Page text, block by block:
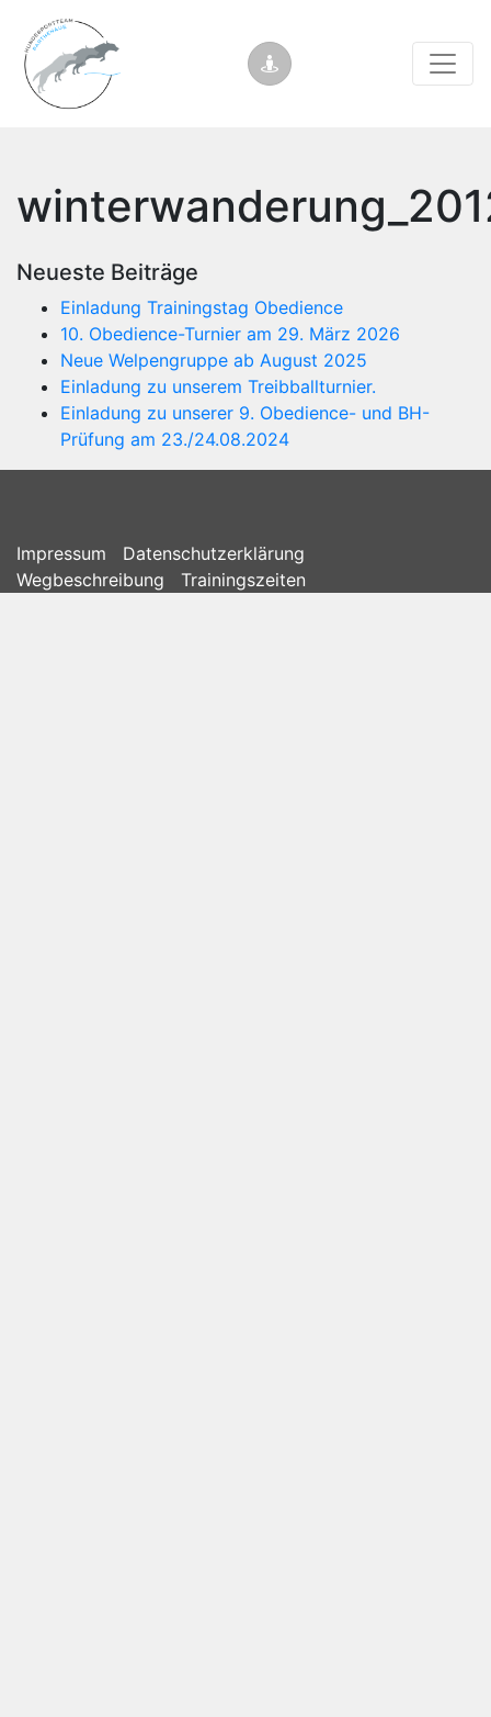
Neueste Beiträge
Einladung Trainingstag Obedience
10. Obedience-Turnier am 29. März 2026
Neue Welpengruppe ab August 2025
Einladung zu unserem Treibballturnier.
Einladung zu unserer 9. Obedience- und BH-
Prüfung am 23./24.08.2024
Impressum
Datenschutzerklärung
Wegbeschreibung
Trainingszeiten